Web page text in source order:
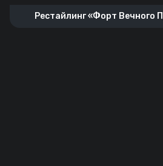
Рестайлинг «Форт Вечного